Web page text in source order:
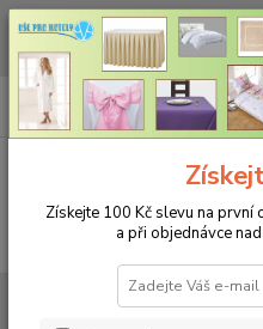
CHCETE NAKOUPIT VĚTŠÍ
CENU?
+420 773 794 023
Pondělí-pátek 9-16 hodin
KOŽENÉ ČÍŠNÍCKÉ
Získejte 100 Kč slevu na první
a při objednávce